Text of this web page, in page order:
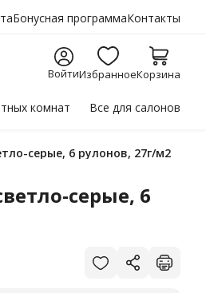
Бонусная программаКонтакты
ВойтиИзбранноеКорзина
комнат Все для салонов
серые, 6 рулонов, 27г/м2
серые, 6